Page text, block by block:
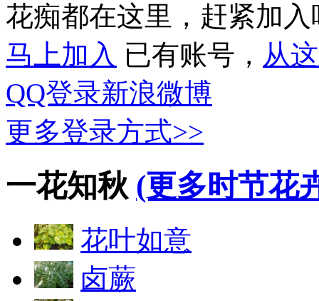
花痴都在这里，赶紧加入
马上加入 已有账号， 从
QQ登录新浪微博
更多登录方式>>
一花知秋 (更多时节花
花叶如意
卤蕨